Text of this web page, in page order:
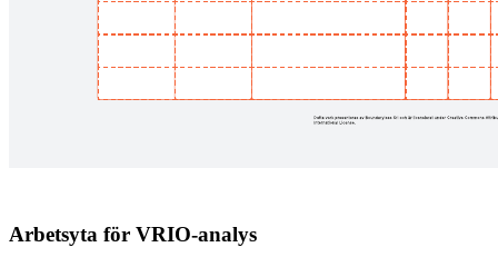
Arbetsyta för VRIO-analys